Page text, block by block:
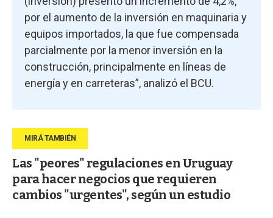
por el aumento de la inversión en maquinaria y
equipos importados, la que fue compensada
parcialmente por la menor inversión en la
construcción, principalmente en líneas de
energía y en carreteras”, analizó el BCU.
Las "peores" regulaciones en Uruguay
para hacer negocios que requieren
cambios "urgentes", según un estudio